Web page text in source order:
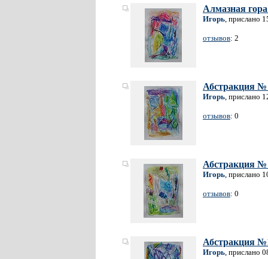
Алмазная
Игорь, прислано
отзывов: 2
Абстракция №
Игорь, прислано
отзывов: 0
Абстракция №
Игорь, прислано
отзывов: 0
Абстракция
Игорь, прислано